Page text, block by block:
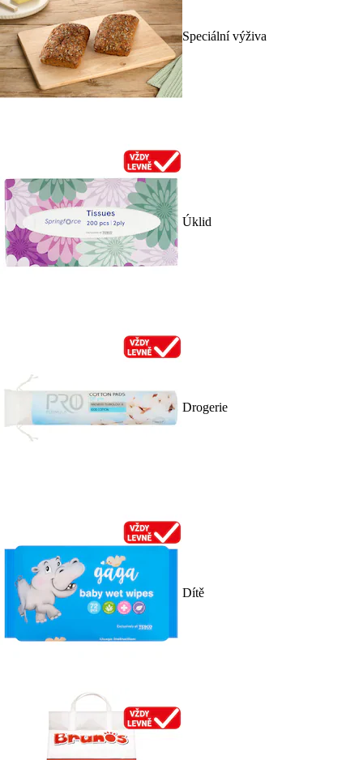
Speciální výživa
Úklid
Drogerie
Dítě